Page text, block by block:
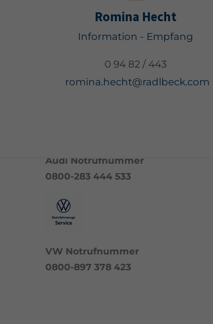
Romina Hecht
Information - Empfang
0 94 82 / 443
romina.hecht@radlbeck.com
Notdienst VW
und Audi
Audi Notrufnummer
0800-283 444 533
VW Notrufnummer
0800-897 378 423